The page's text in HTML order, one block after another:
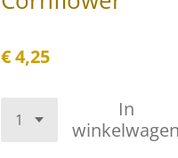
€ 4,25
In